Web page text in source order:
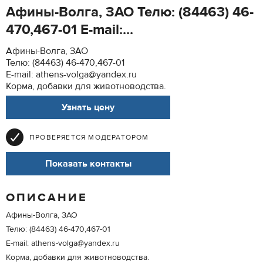
Афины-Волга, ЗАО Телю: (84463) 46-
470,467-01 E-mail:...
Афины-Волга, ЗАО
Телю: (84463) 46-470,467-01
E-mail: athens-volga@yandex.ru
Корма, добавки для животноводства.
Узнать цену
ПРОВЕРЯЕТСЯ МОДЕРАТОРОМ
Показать контакты
ОПИСАНИЕ
Афины-Волга, ЗАО
Телю: (84463) 46-470,467-01
E-mail: athens-volga@yandex.ru
Корма, добавки для животноводства.